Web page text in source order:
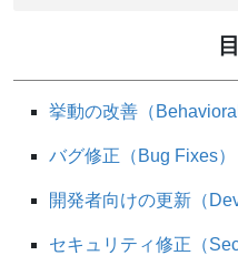
挙動の改善（
バグ修正（Bug Fixes）
開発者向けの更新（
セキュリティ修正（